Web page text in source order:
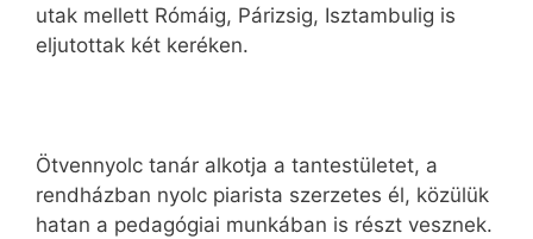
utak mellett Rómáig, Párizsig, Isztambulig is
eljutottak két keréken.
Ötvennyolc tanár alkotja a tantestületet, a
rendházban nyolc piarista szerzetes él, közülük
hatan a pedagógiai munkában is részt vesznek.